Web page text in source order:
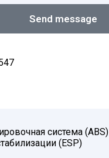
Send message
система (ABS)
(ESP)